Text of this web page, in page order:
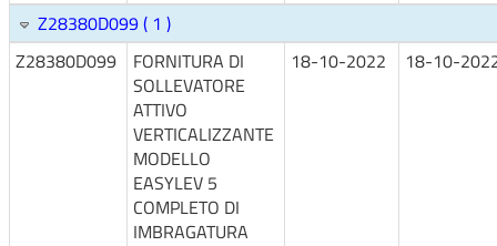
Z28380D099 ( 1 )
Z28380D099
FORNITURA DI
SOLLEVATORE
ATTIVO
VERTICALIZZANTE
MODELLO
EASYLEV 5
COMPLETO DI
IMBRAGATURA
18-10-2022 18-10-